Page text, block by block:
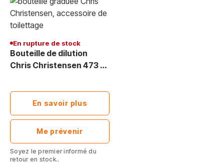
En rupture de stock
Bouteille de dilution
Chris Christensen 473 ml
Professionnel
En savoir plus
Me prévenir
Soyez le premier informé du
retour en stock..